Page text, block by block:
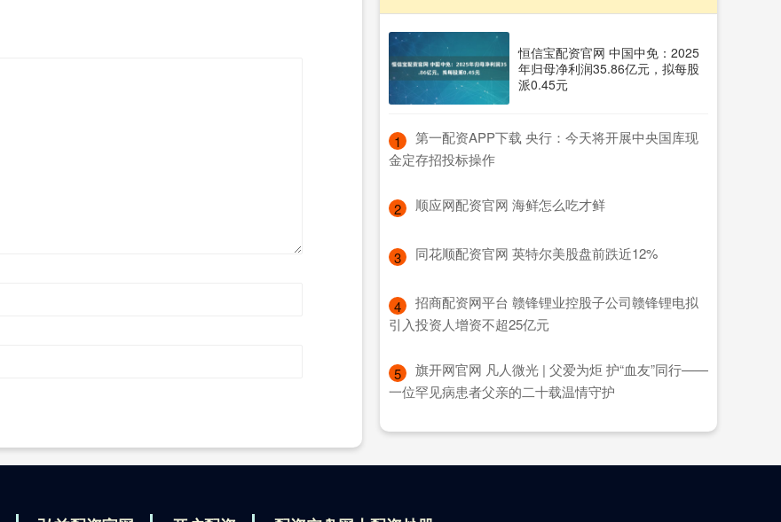
恒信宝配资官网 中国中免：2025
年归母净利润35.86亿元，拟每股
派0.45元
1
​第一配资APP下载 央行：今天将开展中央国库现
金定存招投标操作
2 ​顺应网配资官网 海鲜怎么吃才鲜
3 ​同花顺配资官网 英特尔美股盘前跌近12%
4
​招商配资网平台 赣锋锂业控股子公司赣锋锂电拟
引入投资人增资不超25亿元
5
​旗开网官网 凡人微光 | 父爱为炬 护“血友”同行——
一位罕见病患者父亲的二十载温情守护